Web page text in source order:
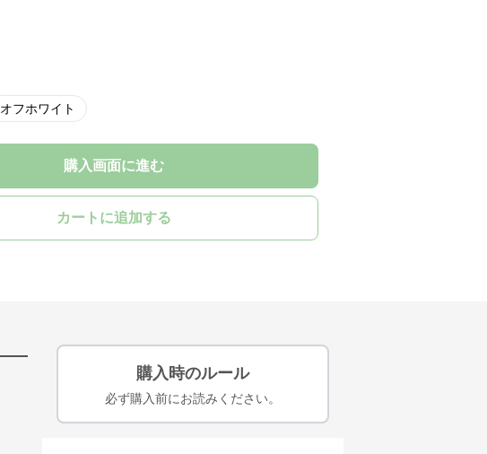
オフホワイト
購入画面に進む
カートに追加する
購入時のルール
必ず購入前にお読みください。